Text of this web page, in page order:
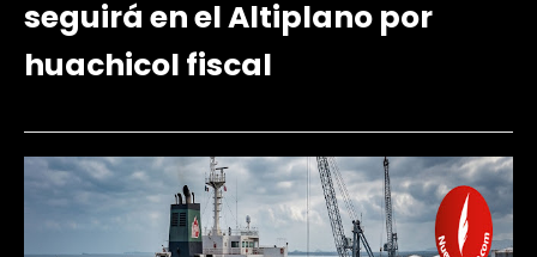
seguirá en el Altiplano por
huachicol fiscal